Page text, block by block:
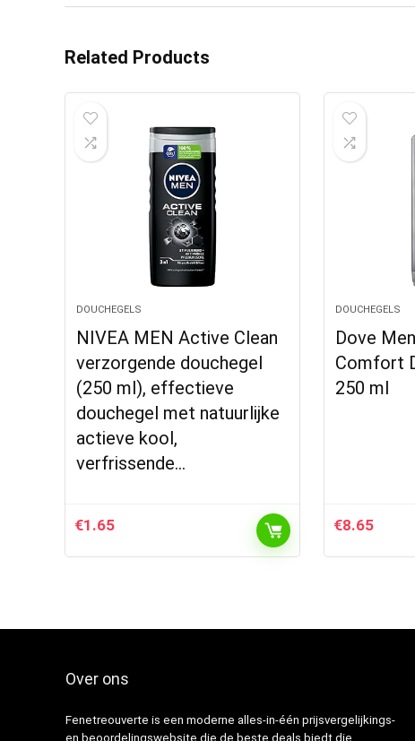
Related Products
DOUCHEGELS
NIVEA MEN Active Clean
verzorgende douchegel
(250 ml), effectieve
douchegel met natuurlijke
actieve kool,
verfrissende…
€1.65
DOUCHEGELS
Dove
Comfort
250 ml
€8.65
Over ons
Fenetreouverte is een moderne alles-in-één prijsvergelijkings-
en beoordelingswebsite die de beste deals biedt die